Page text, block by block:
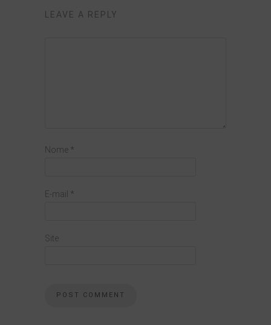
LEAVE A REPLY
Nome *
E-mail *
Site